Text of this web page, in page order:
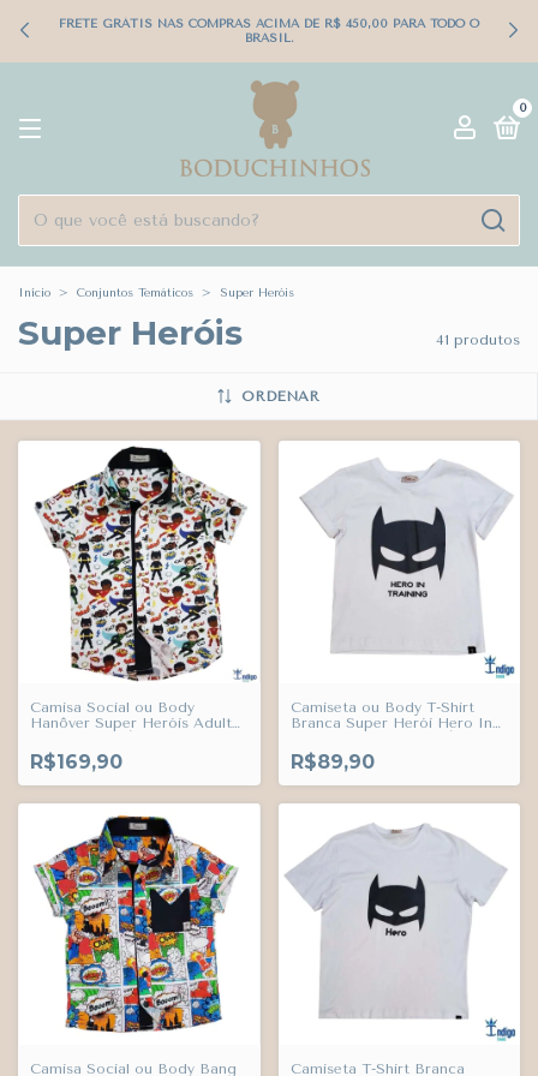
FRETE GRÁTIS NAS COMPRAS ACIMA DE R$ 450,00 PARA TODO O
BRASIL.
0
Início > Conjuntos Temáticos > Super Heróis
Super Heróis 41 produtos
ORDENAR
Camisa Social ou Body
Hanôver Super Heróis Adulto
R$169,90
Camiseta ou Body T-Shirt
Branca Super Herói Hero In
Trend
R$89,90
Camisa Social ou Body Bang
Camiseta T-Shirt Branca